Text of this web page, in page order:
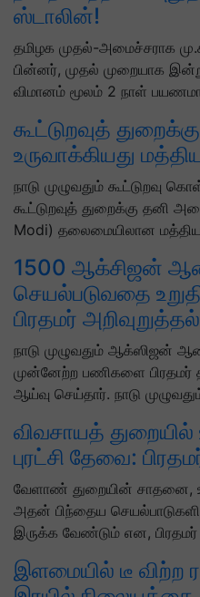
ஸ்டாலின்!
தமிழக முதல்-அமைச்சராக
பின்னர், முதல் முறையாக
விமானம் மூலம் 2 நாள்
கூட்டுறவுத்
உருவாக்கியது
நாடு முழுவதும் கூட்டுறவு
கூட்டுறவுத் துறைக்கு தனி
Modi) தலைமையிலான மத்திய
1500 ஆக்சிஜன்
செயல்படுவதை
பிரதமர்
நாடு முழுவதும் ஆக்ஸிஜன்
முன்னேற்ற பணிகளை பிரதமர்
ஆய்வு செய்தார். நாடு
விவசாயத் துறையில்
புரட்சி தேவை:
வேளாண் துறையின் சாதனை,
அதன் பிந்தைய
இருக்க வேண்டும் என,
இளமையில் டீ விற்ற